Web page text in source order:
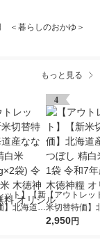
＜暮らしのおかゆ＞
もっと見る
ット】【新
】北海道産
精白米 10
4
【アウトレッ
米切替特価】
ななつぼし 精
2,950円